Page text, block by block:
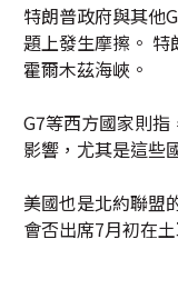
特朗普政府與其他
題上發生摩擦。
霍爾木茲海峽。
G7等西方國家則
影響，尤其是這些
美國也是北約聯盟
會否出席7月初在